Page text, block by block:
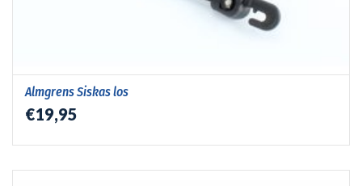
Almgrens Siskas los
€19,95